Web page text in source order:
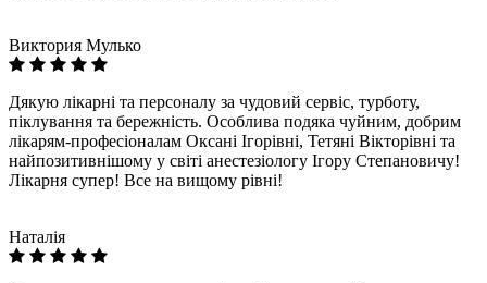
Виктория Мулько
Дякую лікарні та персоналу за чудовий сервіс, турботу,
піклування та бережність. Особлива подяка чуйним, добрим
лікарям-професіоналам Оксані Ігорівні, Тетяні Вікторівні та
найпозитивнішому у світі анестезіологу Ігору Степановичу!
Лікарня супер! Все на вищому рівні!
Наталія